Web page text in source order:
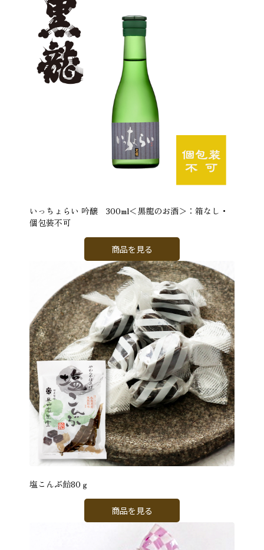
いっちょらい 吟醸 300ml＜黒龍のお酒＞：箱なし・
個包装不可
商品を見る
塩こんぶ飴80ｇ
商品を見る